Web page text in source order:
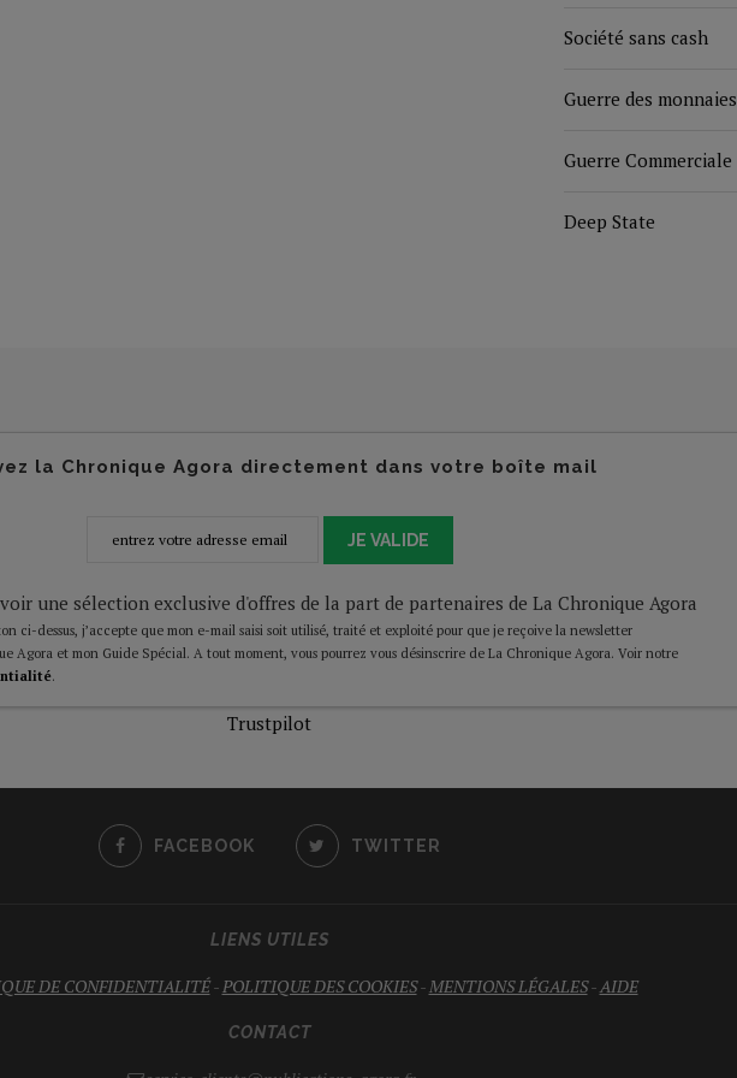
Société sans cash
Guerre des monnaies
Guerre Commerciale
Deep State
la Chronique Agora directement dans votre boîte mail
JE VALIDE
une sélection exclusive d'offres de la part de partenaires de La Chronique Agora
ci-dessus, j’accepte que mon e-mail saisi soit utilisé, traité et exploité pour que je reçoive la newsletter
Agora et mon Guide Spécial. A tout moment, vous pourrez vous désinscrire de La Chronique Agora. Voir notre
.
Trustpilot
FACEBOOK TWITTER
LIENS UTILES
DE CONFIDENTIALITÉ-POLITIQUE DES COOKIES-MENTIONS LÉGALES-AIDE
CONTACT